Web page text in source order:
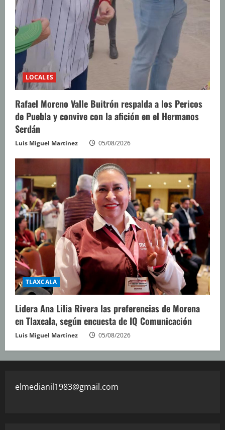
LOCALES
Rafael Moreno Valle Buitrón respalda a los Pericos
de Puebla y convive con la afición en el Hermanos
Serdán
Luis Miguel Martínez 05/08/2026
TLAXCALA
Lidera Ana Lilia Rivera las preferencias de Morena
en Tlaxcala, según encuesta de IQ Comunicación
Luis Miguel Martínez 05/08/2026
elmedianil1983@gmail.com